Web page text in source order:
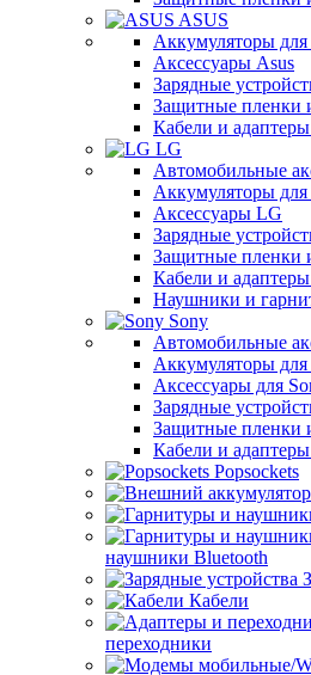
ASUS
Аккумуляторы для
Аксессуары Asus
Зарядные
Защитные пленки
Кабели и
LG
Автомобильные
Аккумуляторы
Аксессуары LG
Зарядные
Защитные пленки
Кабели и
Наушники и
Sony
Автомобильные
Аккумуляторы для
Аксессуары для
Зарядные
Защитные пленки
Кабели и
Popsockets
наушники Bluetooth
Кабели
переходники